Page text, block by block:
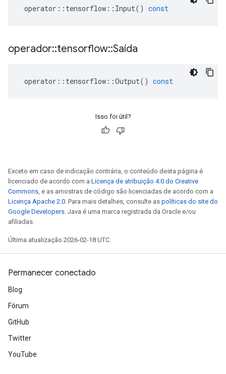
operator :: tensorflow :: Input() const
operador::tensorflow::Saída
operator :: tensorflow ::Output() const
Isso foi útil?
Exceto em caso de indicação contrária, o conteúdo desta página é
licenciado de acordo com a Licença de atribuição 4.0 do Creative
Commons, e as amostras de código são licenciadas de acordo com a
Licença Apache 2.0. Para mais detalhes, consulte as políticas do site do
Google Developers. Java é uma marca registrada da Oracle e/ou
afiliadas.
Última atualização 2026-02-18 UTC.
Permanecer conectado
Blog
Fórum
GitHub
Twitter
YouTube